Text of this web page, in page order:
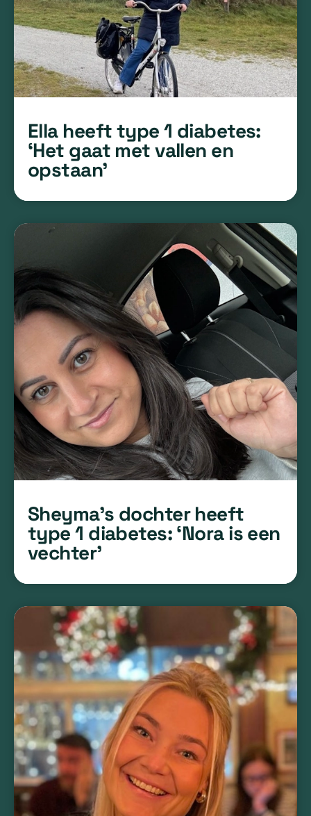
Ella heeft type 1 diabetes:
‘Het gaat met vallen en
opstaan’
Sheyma’s dochter heeft
type 1 diabetes: ‘Nora is een
vechter’